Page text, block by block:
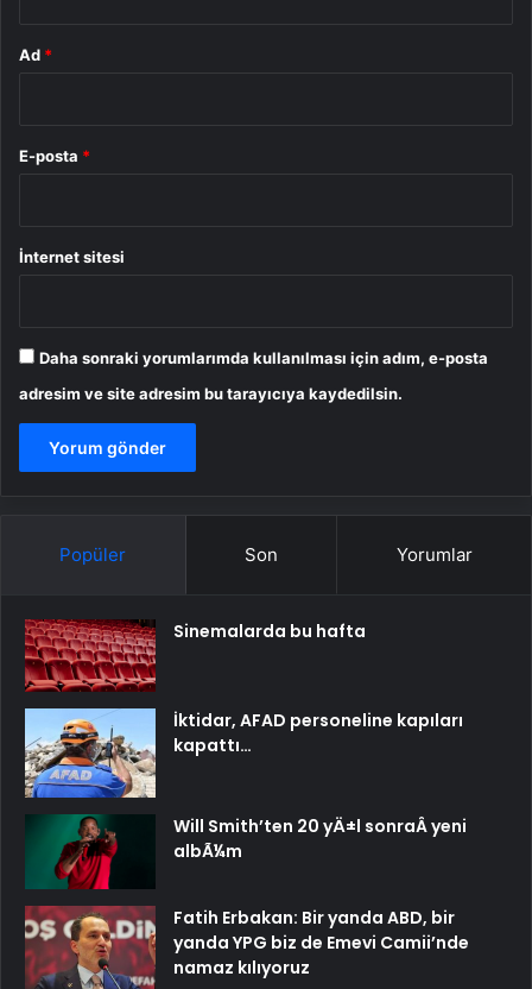
Ad *
E-posta *
İnternet sitesi
Daha sonraki yorumlarımda kullanılması için adım, e-posta
adresim ve site adresim bu tarayıcıya kaydedilsin.
Popüler Son Yorumlar
Sinemalarda bu hafta
İktidar, AFAD personeline kapıları
kapattı…
Will Smith’ten 20 yÄ±l sonraÂ yeni
albÃ¼m
Fatih Erbakan: Bir yanda ABD, bir
yanda YPG biz de Emevi Camii’nde
namaz kılıyoruz